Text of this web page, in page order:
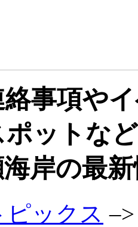
事項や
ットなど
岸の最
ピックス